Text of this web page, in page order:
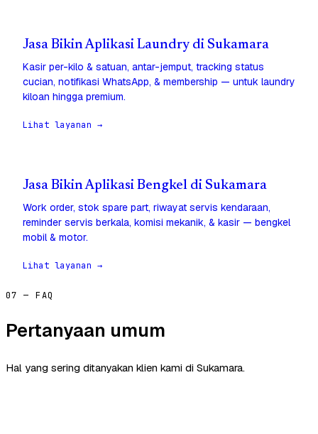
Jasa Bikin Aplikasi Laundry di Sukamara
Kasir per-kilo & satuan, antar-jemput, tracking status
cucian, notifikasi WhatsApp, & membership — untuk laundry
kiloan hingga premium.
Lihat layanan →
Jasa Bikin Aplikasi Bengkel di Sukamara
Work order, stok spare part, riwayat servis kendaraan,
reminder servis berkala, komisi mekanik, & kasir — bengkel
mobil & motor.
Lihat layanan →
07 — FAQ
Pertanyaan umum
Hal yang sering ditanyakan klien kami di Sukamara.